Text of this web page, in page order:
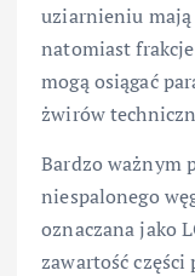
uziarnieniu mają
natomiast
mogą osiągać
żwirów
Bardzo ważnym
niespalonego
oznaczana jako
zawartość